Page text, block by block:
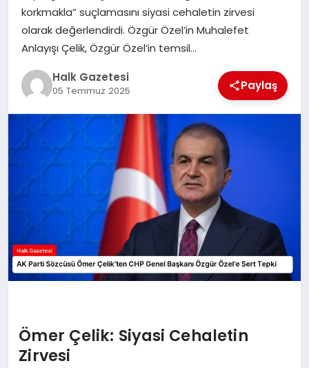
SIYASET
SPOR
TEKNOLOJI
korkmakla” suçlamasını siyasi cehaletin zirvesi
olarak değerlendirdi. Özgür Özel’in Muhalefet
Anlayışı Çelik, Özgür Özel’in temsil…
Halk Gazetesi
05 Temmuz 2025 Paylaş
Ömer Çelik: Siyasi Cehaletin
Zirvesi